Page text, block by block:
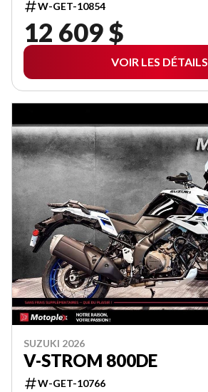
W-GET-10854
12 609 $
VOIR LES DÉTAILS
SUZUKI 2026
V-STROM 800DE
W-GET-10766